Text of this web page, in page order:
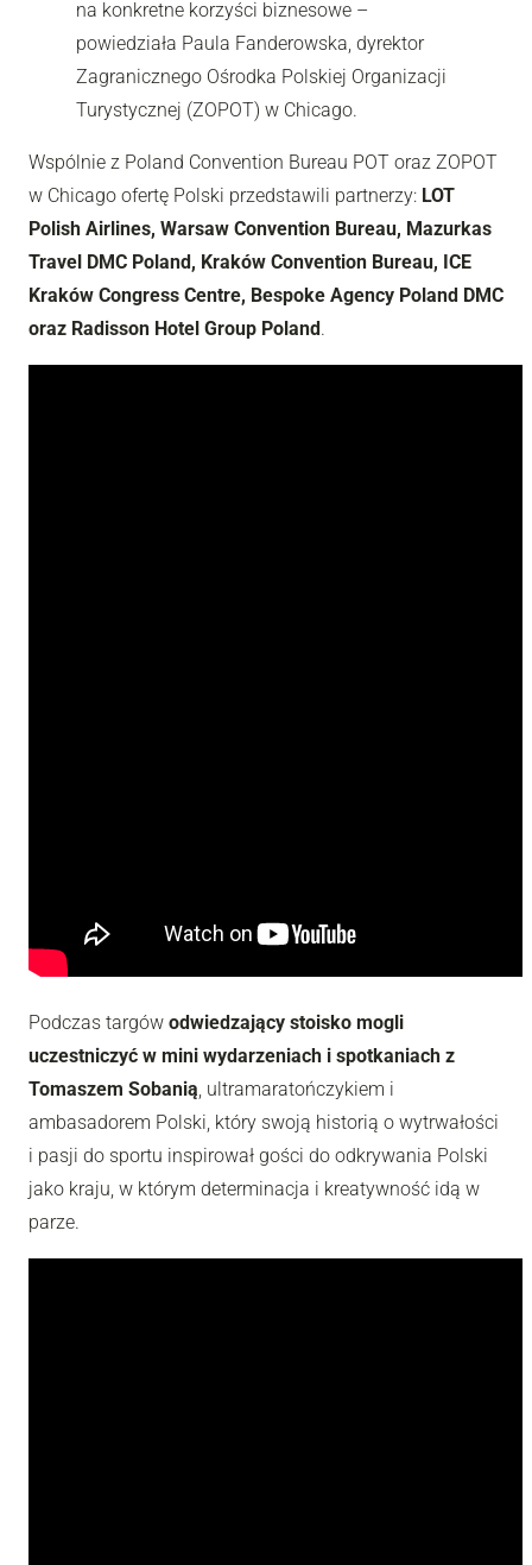
na konkretne korzyści biznesowe –
powiedziała Paula Fanderowska, dyrektor
Zagranicznego Ośrodka Polskiej Organizacji
Turystycznej (ZOPOT) w Chicago.
Wspólnie z Poland Convention Bureau POT oraz ZOPOT
w Chicago ofertę Polski przedstawili partnerzy: LOT
Polish Airlines, Warsaw Convention Bureau, Mazurkas
Travel DMC Poland, Kraków Convention Bureau, ICE
Kraków Congress Centre, Bespoke Agency Poland DMC
oraz Radisson Hotel Group Poland.
Podczas targów odwiedzający stoisko mogli
uczestniczyć w mini wydarzeniach i spotkaniach z
Tomaszem Sobanią, ultramaratończykiem i
ambasadorem Polski, który swoją historią o wytrwałości
i pasji do sportu inspirował gości do odkrywania Polski
jako kraju, w którym determinacja i kreatywność idą w
parze.